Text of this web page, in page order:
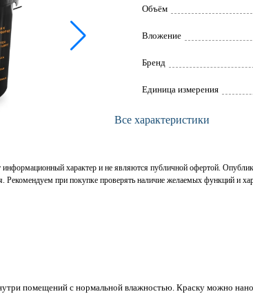
Объём
Вложение
Брeнд
Единица измерения
Все характеристики
информационный характер и не являются публичной офертой.
Рекомендуем при покупке проверять наличие желаемых функций и
помещений с нормальной влажностью. Краску можно